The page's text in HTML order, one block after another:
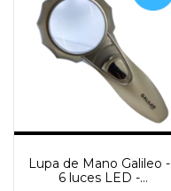
Lupa de Mano Galileo -
6 luces LED -